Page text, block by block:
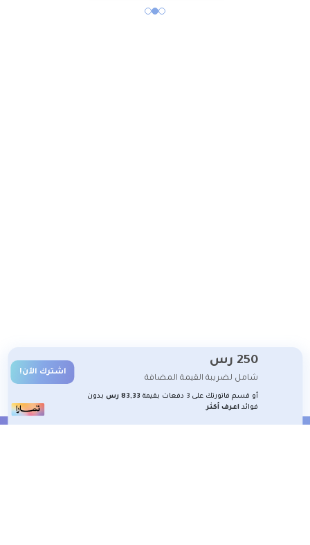
250 رس
شامل لضريبة القيمة المضافة
اشترك الآن!
أو قسم فاتورتك على 3 دفعات بقيمة 83,33 رس
بدون
فوائد اعرف أكثر